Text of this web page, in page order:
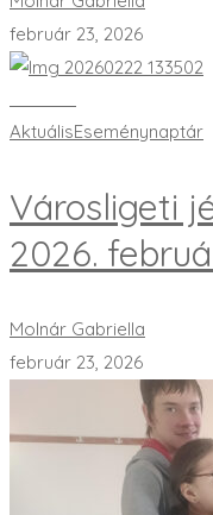
február 23, 2026
AktuálisEseménynaptár
Városligeti
2026.
Molnár Gabriella
február 23, 2026